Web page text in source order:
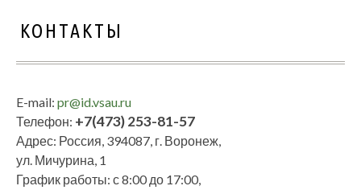
КОНТАКТЫ
E-mail: pr@id.vsau.ru
Телефон: +7(473) 253-81-57
Адрес: Россия, 394087, г. Воронеж,
ул. Мичурина, 1
График работы: с 8:00 до 17:00,